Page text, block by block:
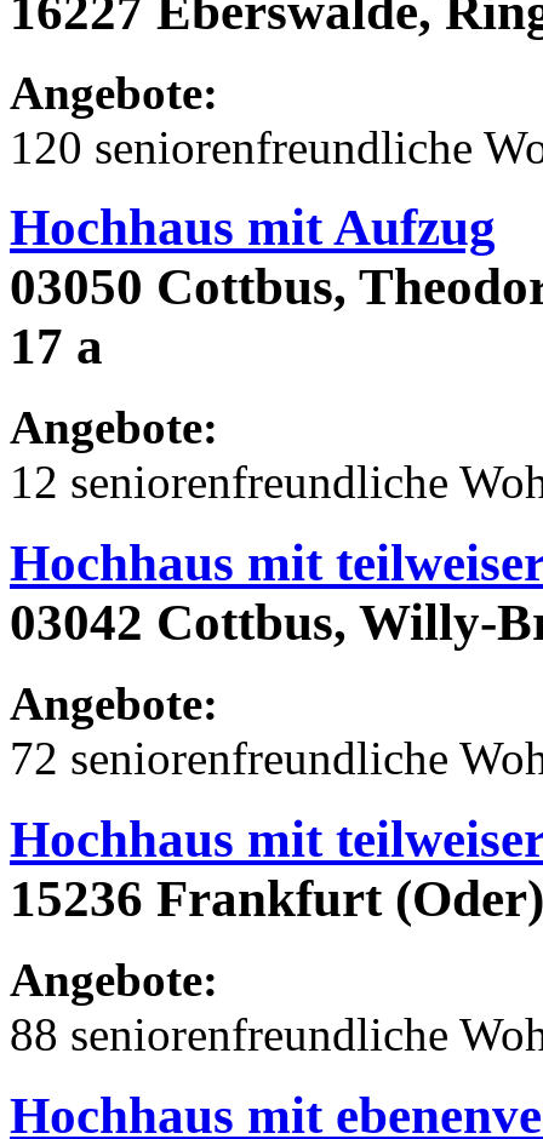
Angebote:
120 seniorenfreundliche
Hochhaus mit Aufzug
03050 Cottbus,
17 a
Angebote:
12 seniorenfreundliche
Hochhaus mit
03042 Cottbus, Willy-
Angebote:
72 seniorenfreundliche
Hochhaus mit
15236 Frankfurt
Angebote:
88 seniorenfreundliche
Hochhaus mit